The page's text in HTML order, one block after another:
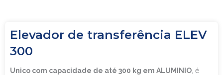
Elevador de transferência ELEV
300
Unico com capacidade de até 300 kg em ALUMINIO , é